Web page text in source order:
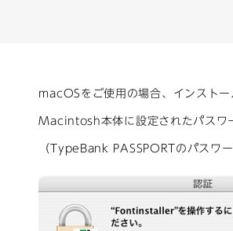
macOSをご使用の場合、インストー
Macintosh本体に設定されたパスワ
（TypeBank PASSPORTのパスワ